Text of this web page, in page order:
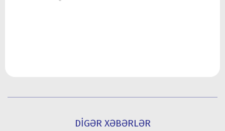
DİGƏR XƏBƏRLƏR